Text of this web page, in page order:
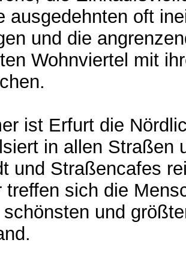
ausgedehnten oft
und die
Wohnviertel mit
ist Erfurt die
in allen Straßen
und Straßencafes
treffen sich die
und